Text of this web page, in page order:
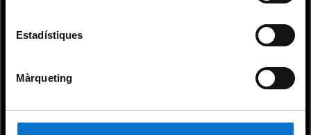
Estadístiques
Màrqueting